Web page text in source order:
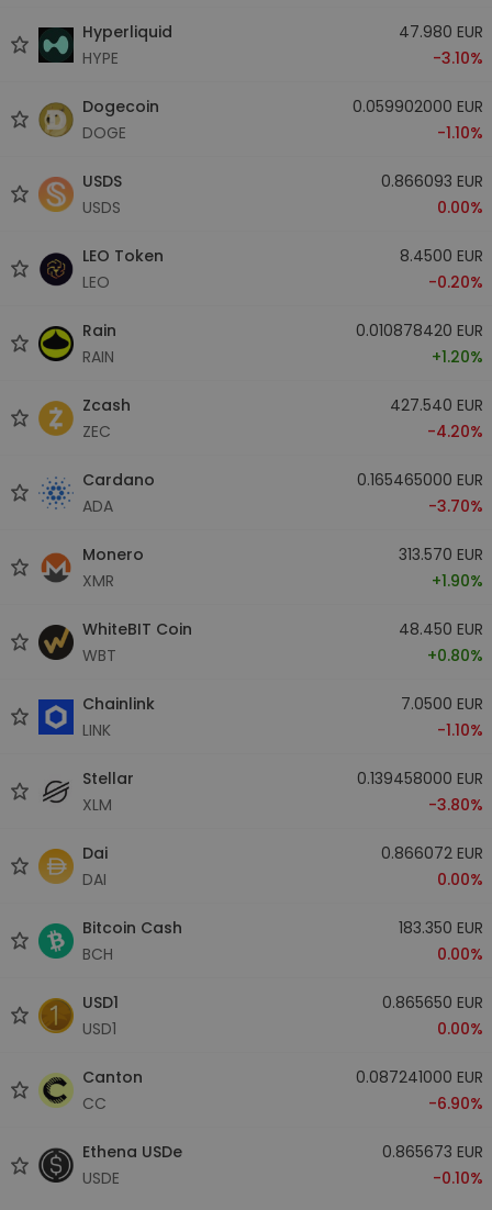
Hyperliquid
HYPE
47.980 EUR
-3.10%
Dogecoin
DOGE
0.059902000 EUR
-1.10%
USDS
USDS
0.866093 EUR
0.00%
LEO Token
LEO
8.4500 EUR
-0.20%
Rain
RAIN
0.010878420 EUR
+1.20%
Zcash
ZEC
427.540 EUR
-4.20%
Cardano
ADA
0.165465000 EUR
-3.70%
Monero
XMR
313.570 EUR
+1.90%
WhiteBIT Coin
WBT
48.450 EUR
+0.80%
Chainlink
LINK
7.0500 EUR
-1.10%
Stellar
XLM
0.139458000 EUR
-3.80%
Dai
DAI
0.866072 EUR
0.00%
Bitcoin Cash
BCH
183.350 EUR
0.00%
USD1
USD1
0.865650 EUR
0.00%
Canton
CC
0.087241000 EUR
-6.90%
Ethena USDe
USDE
0.865673 EUR
-0.10%